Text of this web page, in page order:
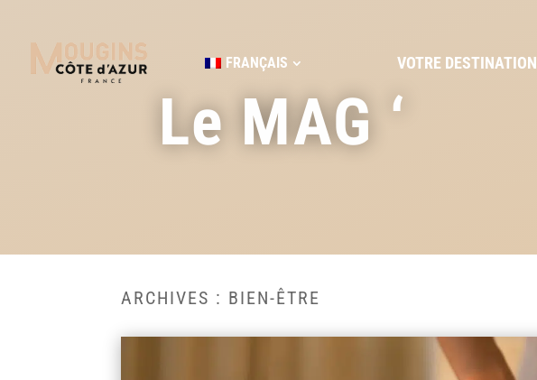
FRANÇAIS VOTRE DESTINATION
Le MAG ‘
BIEN-ÊTRE